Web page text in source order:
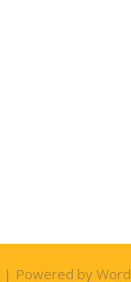
| Powered by